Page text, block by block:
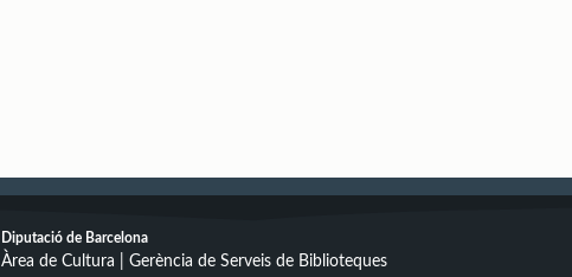
Diputació de Barcelona
Àrea de Cultura | Gerència de Serveis de Biblioteques